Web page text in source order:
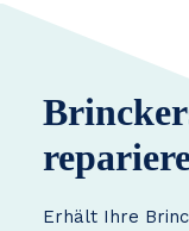
Erhält Ihre